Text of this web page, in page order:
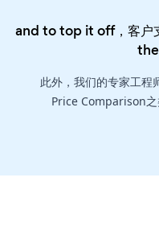
and to top it off，客户
the
此外，我们的专家工程
Price Comparison之